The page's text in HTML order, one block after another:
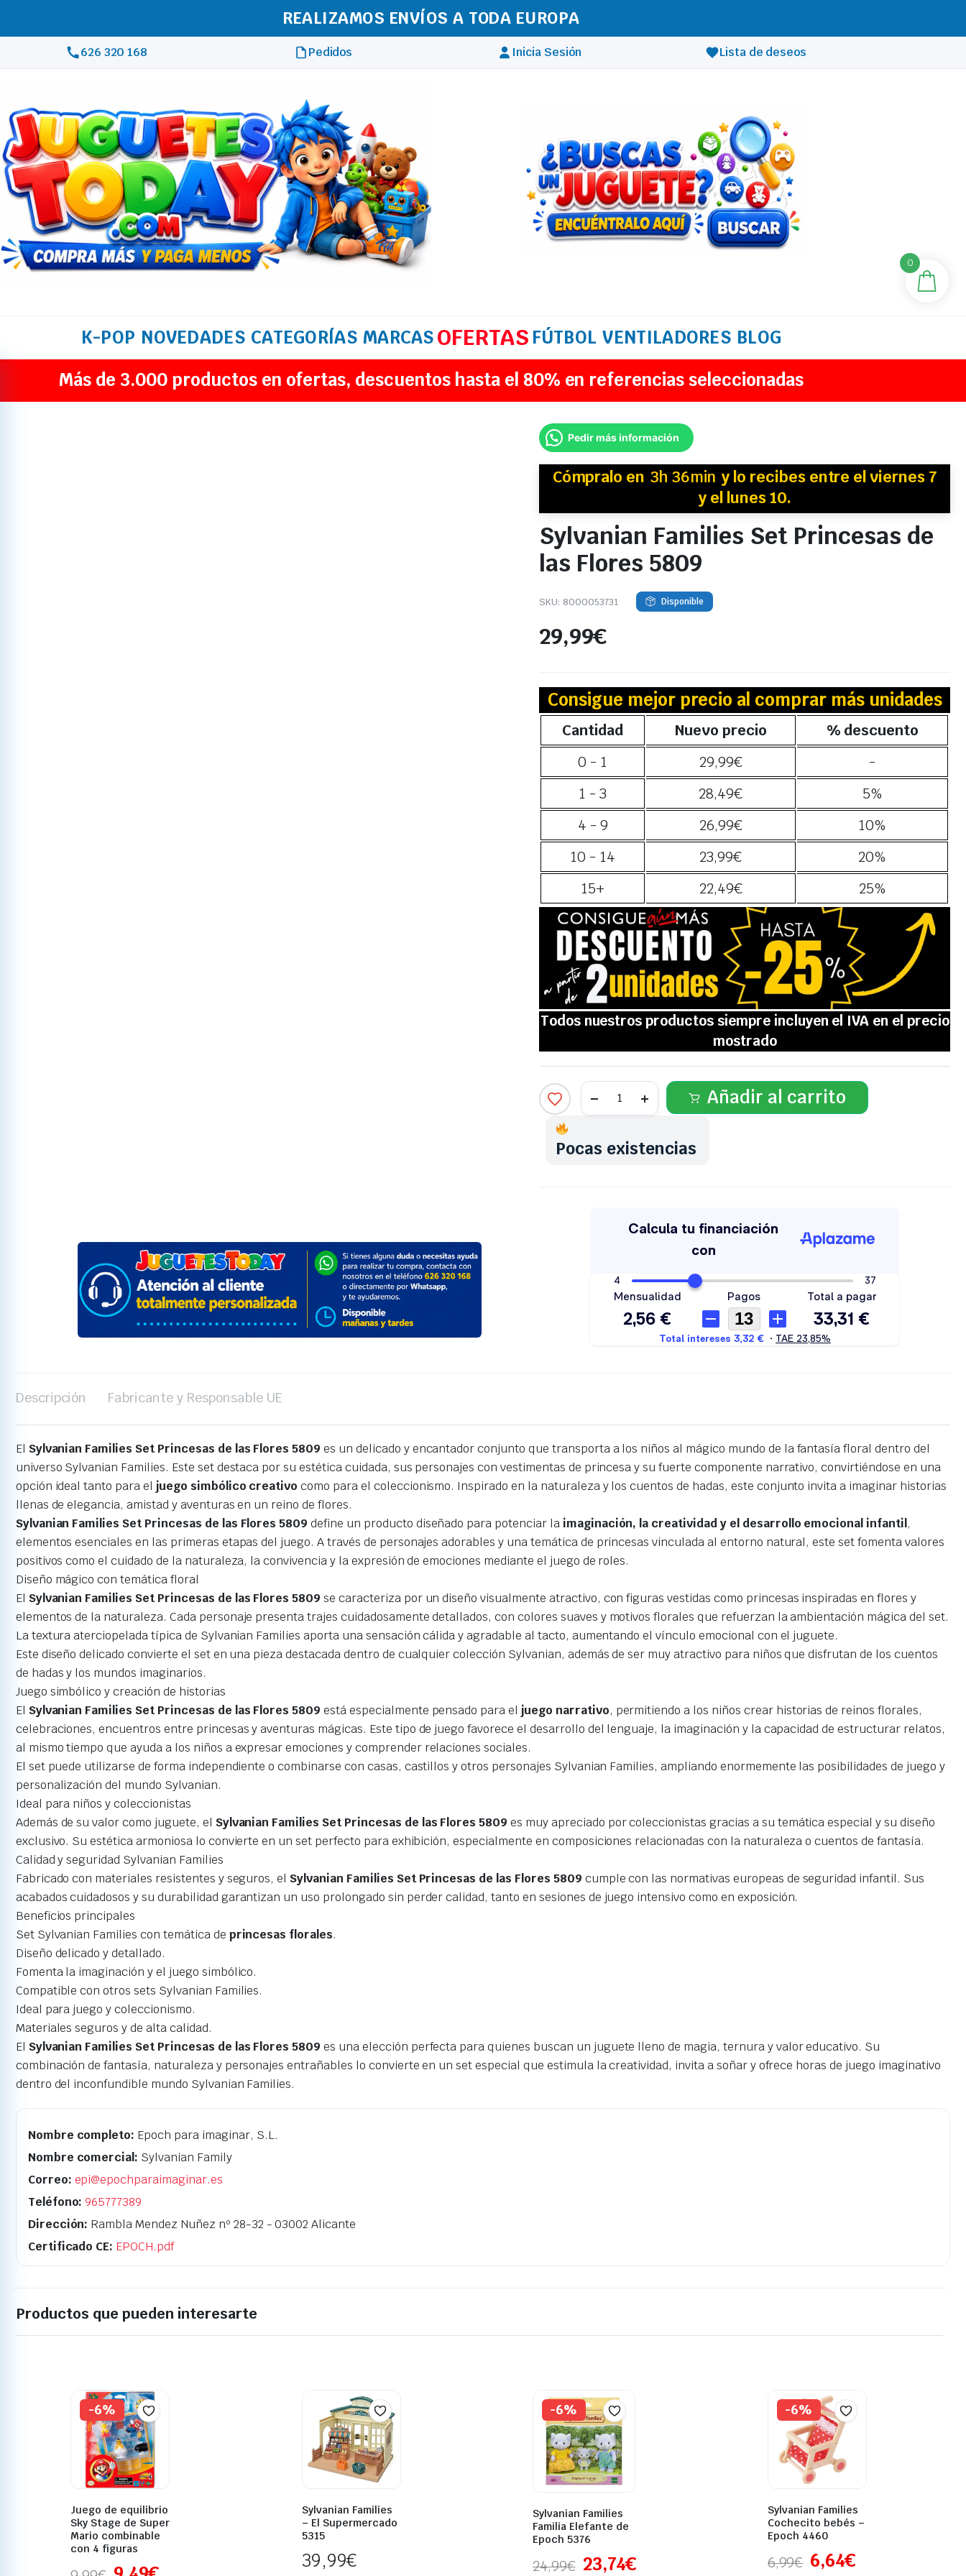
REALIZAMOS ENVÍOS A TODA EUROPA
626 320 168 Pedidos Inicia Sesión Lista de deseos
K-POP NOVEDADES CATEGORÍAS MARCASOFERTAS FÚTBOL VENTILADORES BLOG
Más de 3.000 productos en ofertas, descuentos hasta el 80% en referencias seleccionadas
Pedir más información
Cómpralo en 3h 36min y lo recibesentre el viernes 7
y el lunes 10.
Sylvanian Families Set Princesas de
las Flores 5809
SKU: 8000053731 Disponible
29,99€
Consigue mejor precio al comprar más unidades
Cantidad Nuevo precio
% descuento
0 - 1
29,99€
-
1 - 3
28,49€
5%
4 - 9
26,99€
10%
10 - 14
23,99€
20%
15+
22,49€ 25%
Añadir al carrito
Pocas existencias
Descripción Fabricante y Responsable UE
El Sylvanian Families Set Princesas de las Flores 5809 es un delicado y encantador conjunto que transporta a los niños al mágico mundo de la fantasía floral dentro del
universo Sylvanian Families. Este set destaca por su estética cuidada, sus personajes con vestimentas de princesa y su fuerte componente narrativo, convirtiéndose en una
opción ideal tanto para el juego simbólico creativo como para el coleccionismo. Inspirado en la naturaleza y los cuentos de hadas, este conjunto invita a imaginar historias
llenas de elegancia, amistad y aventuras en un reino de flores.
Sylvanian Families Set Princesas de las Flores 5809 define un producto diseñado para potenciar la imaginación, la creatividad y el desarrollo emocional infantil,
elementos esenciales en las primeras etapas del juego. A través de personajes adorables y una temática de princesas vinculada al entorno natural, este set fomenta valores
positivos como el cuidado de la naturaleza, la convivencia y la expresión de emociones mediante el juego de roles.
Diseño mágico con temática floral
El Sylvanian Families Set Princesas de las Flores 5809 se caracteriza por un diseño visualmente atractivo, con figuras vestidas como princesas inspiradas en flores y
elementos de la naturaleza. Cada personaje presenta trajes cuidadosamente detallados, con colores suaves y motivos florales que refuerzan la ambientación mágica del set.
La textura aterciopelada típica de Sylvanian Families aporta una sensación cálida y agradable al tacto, aumentando el vínculo emocional con el juguete.
Este diseño delicado convierte el set en una pieza destacada dentro de cualquier colección Sylvanian, además de ser muy atractivo para niños que disfrutan de los cuentos
de hadas y los mundos imaginarios.
Juego simbólico y creación de historias
El Sylvanian Families Set Princesas de las Flores 5809 está especialmente pensado para el juego narrativo, permitiendo a los niños crear historias de reinos florales,
celebraciones, encuentros entre princesas y aventuras mágicas. Este tipo de juego favorece el desarrollo del lenguaje, la imaginación y la capacidad de estructurar relatos,
al mismo tiempo que ayuda a los niños a expresar emociones y comprender relaciones sociales.
El set puede utilizarse de forma independiente o combinarse con casas, castillos y otros personajes Sylvanian Families, ampliando enormemente las posibilidades de juego y
personalización del mundo Sylvanian.
Ideal para niños y coleccionistas
Además de su valor como juguete, el Sylvanian Families Set Princesas de las Flores 5809 es muy apreciado por coleccionistas gracias a su temática especial y su diseño
exclusivo. Su estética armoniosa lo convierte en un set perfecto para exhibición, especialmente en composiciones relacionadas con la naturaleza o cuentos de fantasía.
Calidad y seguridad Sylvanian Families
Fabricado con materiales resistentes y seguros, el Sylvanian Families Set Princesas de las Flores 5809 cumple con las normativas europeas de seguridad infantil. Sus
acabados cuidadosos y su durabilidad garantizan un uso prolongado sin perder calidad, tanto en sesiones de juego intensivo como en exposición.
Beneficios principales
Set Sylvanian Families con temática de princesas florales.
Diseño delicado y detallado.
Fomenta la imaginación y el juego simbólico.
Compatible con otros sets Sylvanian Families.
Ideal para juego y coleccionismo.
Materiales seguros y de alta calidad.
El Sylvanian Families Set Princesas de las Flores 5809 es una elección perfecta para quienes buscan un juguete lleno de magia, ternura y valor educativo. Su
combinación de fantasía, naturaleza y personajes entrañables lo convierte en un set especial que estimula la creatividad, invita a soñar y ofrece horas de juego imaginativo
dentro del inconfundible mundo Sylvanian Families.
Nombre completo: Epoch para imaginar, S.L.
Nombre comercial: Sylvanian Family
Correo: epi@epochparaimaginar.es
Teléfono: 965777389
Dirección: Rambla Mendez Nuñez nº 28-32 - 03002 Alicante
Certificado CE: EPOCH.pdf
Productos que pueden interesarte
-6%
Juego de equilibrio
Sky Stage de Super
Mario combinable
con 4 figuras
Sylvanian Families
– El Supermercado
5315
39,99€
-6%
Sylvanian Families
Familia Elefante de
Epoch 5376
24,99€ 23,74€
-6%
Sylvanian Families
Cochecito bebés –
Epoch 4460
6,99€ 6,64€
0